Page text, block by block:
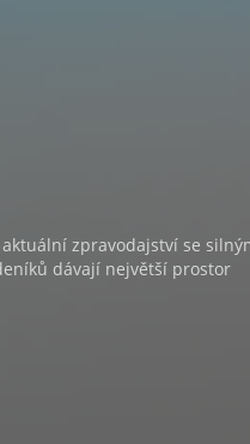
zpravodajství se
dávají největší prostor